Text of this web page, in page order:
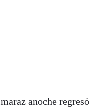
anoche regresó